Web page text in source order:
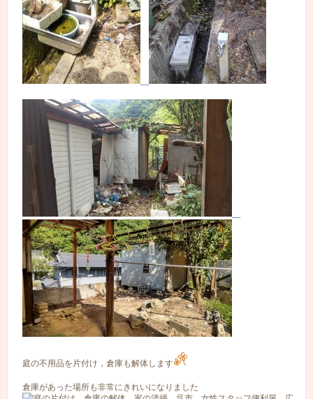
庭の不用品を片付け，倉庫も解体します
倉庫があった場所も非常にきれいになりました